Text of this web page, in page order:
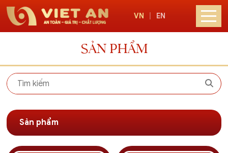
VN EN
SẢN PHẨM
Sản phẩm